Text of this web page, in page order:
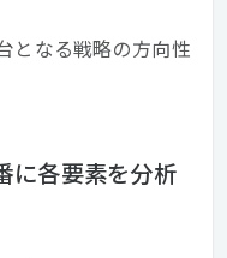
となる戦略の方向性
各要素を分析